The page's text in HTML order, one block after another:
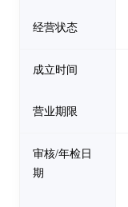
经营状态
成立时间
营业期限
审核/年检日
期